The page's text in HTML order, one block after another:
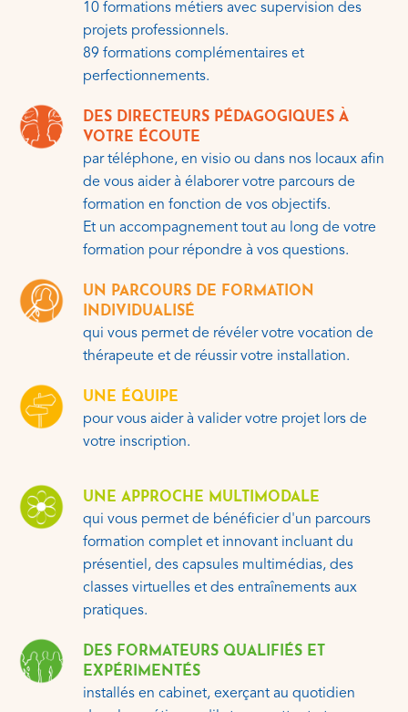
10 formations métiers avec supervision des
projets professionnels.
89 formations complémentaires et
perfectionnements.
DES DIRECTEURS PÉDAGOGIQUES À
VOTRE ÉCOUTE
par téléphone, en visio ou dans nos locaux afin
de vous aider à élaborer votre parcours de
formation en fonction de vos objectifs.
Et un accompagnement tout au long de votre
formation pour répondre à vos questions.
UN PARCOURS DE FORMATION
INDIVIDUALISÉ
qui vous permet de révéler votre vocation de
thérapeute et de réussir votre installation.
UNE ÉQUIPE
pour vous aider à valider votre projet lors de
votre inscription.
UNE APPROCHE MULTIMODALE
qui vous permet de bénéficier d'un parcours
formation complet et innovant incluant du
présentiel, des capsules multimédias, des
classes virtuelles et des entraînements aux
pratiques.
DES FORMATEURS QUALIFIÉS ET
EXPÉRIMENTÉS
installés en cabinet, exerçant au quotidien